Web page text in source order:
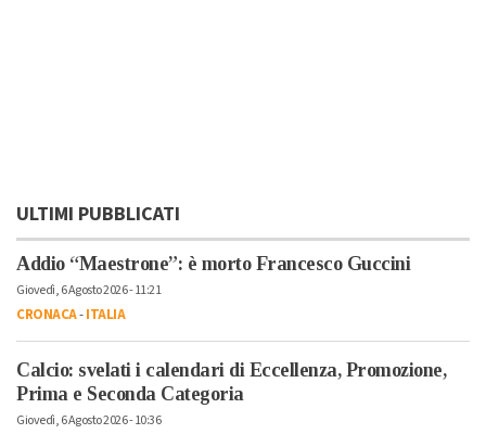
ULTIMI PUBBLICATI
Addio “Maestrone”: è morto Francesco Guccini
Giovedì, 6 Agosto 2026 - 11:21
CRONACA-ITALIA
Calcio: svelati i calendari di Eccellenza, Promozione,
Prima e Seconda Categoria
Giovedì, 6 Agosto 2026 - 10:36